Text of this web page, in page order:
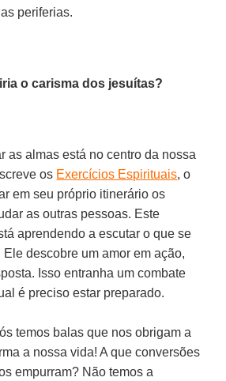
periferias.
o carisma dos jesuítas?
as almas está no centro da nossa
os Exercícios Espirituais, o
em seu próprio itinerário os
as outras pessoas. Este
aprendendo a escutar o que se
descobre um amor em ação,
Isso entranha um combate
é preciso estar preparado.
temos balas que nos obrigam a
a nossa vida! A que conversões
empurram? Não temos a